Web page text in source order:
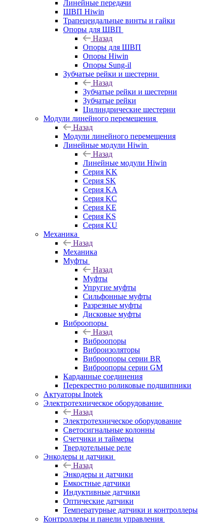
Линейные передачи
ШВП Hiwin
Трапецеидальные винты и гайки
Опоры для ШВП
Назад
Опоры для ШВП
Опоры Hiwin
Опоры Sung-il
Зубчатые рейки и шестерни
Назад
Зубчатые рейки и шестерни
Зубчатые рейки
Цилиндрические шестерни
Модули линейного перемещения
Назад
Модули линейного перемещения
Линейные модули Hiwin
Назад
Линейные модули Hiwin
Серия KK
Серия SK
Серия KA
Серия KC
Серия KE
Серия KS
Серия KU
Механика
Назад
Механика
Муфты
Назад
Муфты
Упругие муфты
Сильфонные муфты
Разрезные муфты
Дисковые муфты
Виброопоры
Назад
Виброопоры
Виброизоляторы
Виброопоры серии BR
Виброопоры серии GM
Карданные соединения
Перекрестно роликовые подшипники
Актуаторы Inotek
Электротехническое оборудование
Назад
Электротехническое оборудование
Светосигнальные колонны
Счетчики и таймеры
Твердотельные реле
Энкодеры и датчики
Назад
Энкодеры и датчики
Емкостные датчики
Индуктивные датчики
Оптические датчики
Температурные датчики и контроллеры
Контроллеры и панели управления